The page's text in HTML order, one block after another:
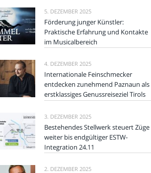
5. DEZEMBER 2025
Förderung junger Künstler:
Praktische Erfahrung und Kontakte
im Musicalbereich
4. DEZEMBER 2025
Internationale Feinschmecker
entdecken zunehmend Paznaun als
erstklassiges Genussreiseziel Tirols
3. DEZEMBER 2025
Bestehendes Stellwerk steuert Züge
weiter bis endgültiger ESTW-
Integration 24.11
2. DEZEMBER 2025